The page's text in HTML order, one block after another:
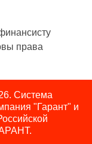
права
Система
"Гарант" и